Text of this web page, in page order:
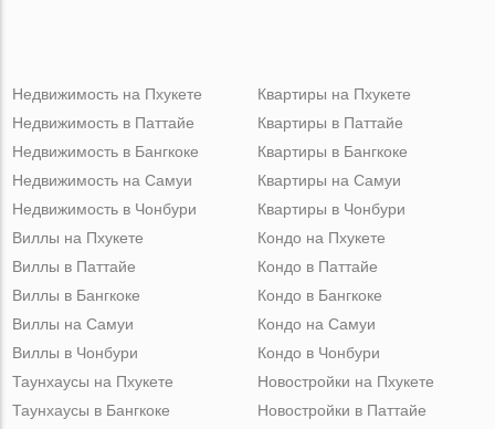
Недвижимость на Пхукете
Недвижимость в Паттайе
Недвижимость в Бангкоке
Недвижимость на Самуи
Недвижимость в Чонбури
Квартиры на Пхукете
Квартиры в Паттайе
Квартиры в Бангкоке
Квартиры на Самуи
Квартиры в Чонбури
Виллы на Пхукете
Виллы в Паттайе
Виллы в Бангкоке
Виллы на Самуи
Виллы в Чонбури
Кондо на Пхукете
Кондо в Паттайе
Кондо в Бангкоке
Кондо на Самуи
Кондо в Чонбури
Таунхаусы на Пхукете
Таунхаусы в Бангкоке
Новостройки на Пхукете
Новостройки в Паттайе